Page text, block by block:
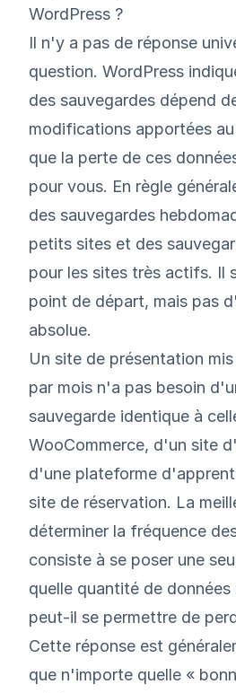
WordPress ?
Il n'y a pas de réponse
question. WordPress
des sauvegardes dépend
modifications apportées
que la perte de ces
pour vous. En règle
des sauvegardes
petits sites et des
pour les sites très actifs. Il
point de départ, mais pas
absolue.
Un site de présentation
par mois n'a pas besoin
sauvegarde identique à
WooCommerce, d'un site
d'une plateforme
site de réservation. La
déterminer la fréquence
consiste à se poser une
quelle quantité de
peut-il se permettre de
Cette réponse est
que n'importe quelle «